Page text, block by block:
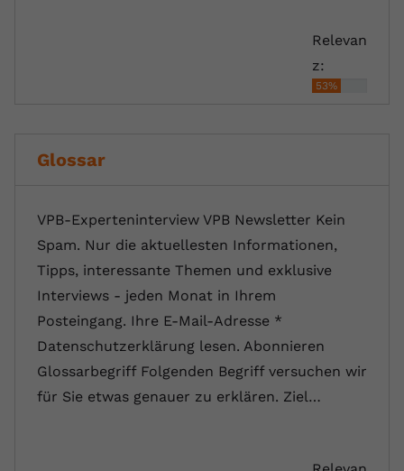
Relevan
z:
53%
Glossar
VPB-Experteninterview VPB Newsletter Kein
Spam. Nur die aktuellesten Informationen,
Tipps, interessante Themen und exklusive
Interviews - jeden Monat in Ihrem
Posteingang. Ihre E-Mail-Adresse *
Datenschutzerklärung lesen. Abonnieren
Glossarbegriff Folgenden Begriff versuchen wir
für Sie etwas genauer zu erklären. Ziel…